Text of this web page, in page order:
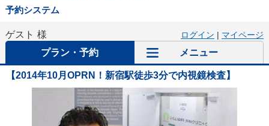
予約システム
ゲスト 様 ログイン | マイページ
プラン・予約 メニュー
【2014年10月OPRN！新宿駅徒歩3分で内視鏡検査】